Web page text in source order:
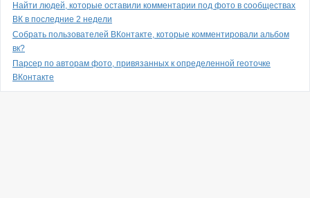
Найти людей, которые оставили комментарии под фото в сообществах
ВК в последние 2 недели
Собрать пользователей ВКонтакте, которые комментировали альбом
вк?
Парсер по авторам фото, привязанных к определенной геоточке
ВКонтакте